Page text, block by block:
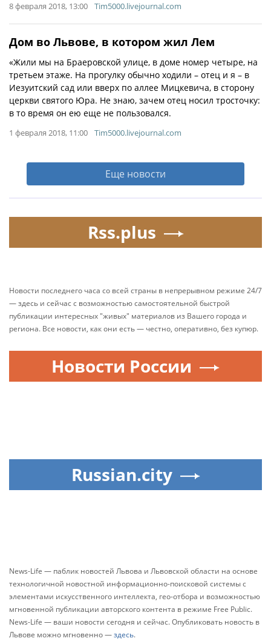
8 февраля 2018, 13:00 Tim5000.livejournal.com
Дом во Львове, в котором жил Лем
«Жили мы на Браеровской улице, в доме номер четыре, на
третьем этаже. На прогулку обычно ходили – отец и я – в
Иезуитский сад или вверх по аллее Мицкевича, в сторону
церкви святого Юра. Не знаю, зачем отец носил тросточку:
в то время он ею еще не пользовался.
1 февраля 2018, 11:00 Tim5000.livejournal.com
Еще новости
Rss.plus
Новости последнего часа со всей страны в непрерывном режиме 24/7
— здесь и сейчас с возможностью самостоятельной быстрой
публикации интересных "живых" материалов из Вашего города и
региона. Все новости, как они есть — честно, оперативно, без купюр.
Новости России
Russian.city
News-Life — паблик новостей Львова и Львовской области на основе
технологичной новостной информационно-поисковой системы с
элементами искусственного интеллекта, гео-отбора и возможностью
мгновенной публикации авторского контента в режиме Free Public.
News-Life — ваши новости сегодня и сейчас. Опубликовать новость в
Львове можно мгновенно —здесь.